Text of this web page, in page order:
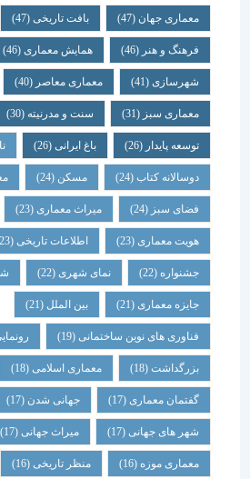
معماری جهان (47) بافت تاریخی(47) روز
فرهنگ و هنر(46) همایش معماری (46)
شهرسازی(41) معماری معاصر(40)
معماری سبز(31) سنت و مدرنیته(30)
توسعه پایدار(26) باغ ایرانی(26) نابودی
دوسالانه کتاب(24) مسکن (24) معماری
فضای سبز(24) میراث معماری (23)
هویت معماری (23) اطلاعات تاریخی(23)
جشنواره(22) نمای شهری(22) شهر های
جایزه معماری (21) بین الملل(21)
فناوری های نوین ساختمانی(19) رونمایی از
بزرگداشت (18) معماری اسلامی(18)
گفتمان معماری (17) جهانی شدن(17)
شهر های جهانی(17) میراث جهانی(17)
معماری موزه(16) منظر تاریخی (16)